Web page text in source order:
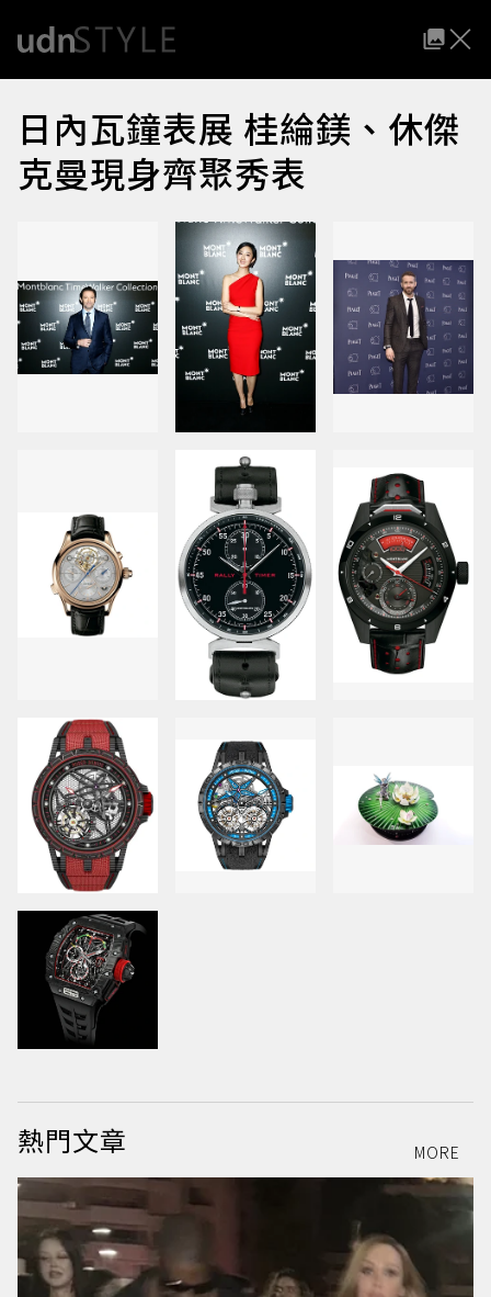
日內瓦鐘表展 桂綸鎂、休傑
克曼現身齊聚秀表
熱門文章 MORE